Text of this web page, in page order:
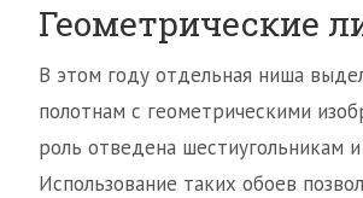
Геометрические
В этом году отдельная ниша
полотнам с геометрическими
роль отведена шестиугольникам
Использование таких обоев